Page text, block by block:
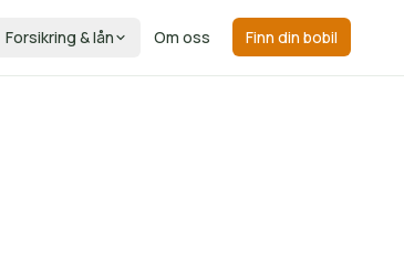
Forsikring & lån Om oss Finn din bobil